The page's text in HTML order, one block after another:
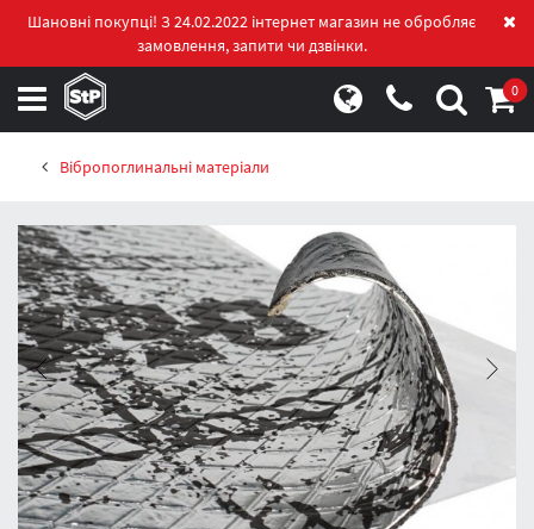
Шановні покупці! З 24.02.2022 інтернет магазин не обробляє
замовлення, запити чи дзвінки.
0
Вібропоглинальні матеріали